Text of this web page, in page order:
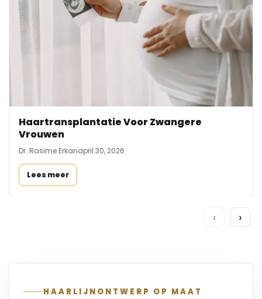
Haartransplantatie Voor Zwangere
Vrouwen
Dr. Rasime Erkanapril 30, 2026
Lees meer
‹ ›
HAARLIJNONTWERP OP MAAT